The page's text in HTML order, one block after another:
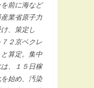
前に海など
業省原子力
、策定し
２京ベクレ
算定。集中
、１５日稼
始め、汚染